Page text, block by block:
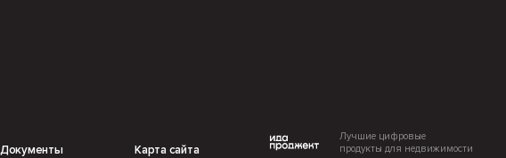
Документы Карта сайта
Лучшие цифровые
продукты для недвижимости